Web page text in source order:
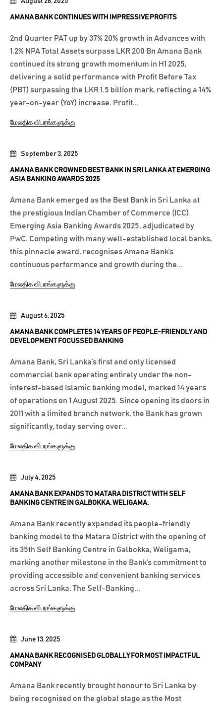
June 13, 2025
AMANA BANK RECOGNISED GLOBALLY FOR MOST IMPACTFUL
COMPANY
Amana Bank recently brought honour to Sri Lanka by
being recognised on the global stage as the Most
July 4, 2025
AMANA BANK EXPANDS TO MATARA DISTRICT WITH SELF
BANKING CENTRE IN GALBOKKA, WELIGAMA.
Amana Bank recently expanded its people-friendly
banking model to the Matara District with the opening of
its 35th Self Banking Centre in Galbokka, Weligama,
marking another milestone in the Bank’s commitment to
providing accessible and convenient banking services
across Sri Lanka. The Self-Banking...
மேலதிக விபரங்களுக்கு
August 6, 2025
AMANA BANK COMPLETES 14 YEARS OF PEOPLE-FRIENDLY AND
DEVELOPMENT FOCUSSED BANKING
Amana Bank, Sri Lanka’s first and only licensed
commercial bank operating entirely under the non-
interest-based Islamic banking model, marked 14 years
of operations on 1 August 2025. Since opening its doors in
2011 with a limited branch network, the Bank has grown
significantly, today serving over...
மேலதிக விபரங்களுக்கு
September 3, 2025
AMANA BANK CROWNED BEST BANK IN SRI LANKA AT EMERGING
ASIA BANKING AWARDS 2025
Amana Bank emerged as the Best Bank in Sri Lanka at
the prestigious Indian Chamber of Commerce (ICC)
Emerging Asia Banking Awards 2025, adjudicated by
PwC. Competing with many well-established local banks,
this pinnacle award, recognises Amana Bank’s
continuous performance and growth during the...
மேலதிக விபரங்களுக்கு
AMANA BANK CONTINUES WITH IMPRESSIVE PROFITS
2nd Quarter PAT up by 37% 20% growth in Advances with
1.2% NPA Total Assets surpass LKR 200 Bn Amana Bank
continued its strong growth momentum in H1 2025,
delivering a solid performance with Profit Before Tax
(PBT) surpassing the LKR 1.5 billion mark, reflecting a 14%
year-on-year (YoY) increase. Profit...
மேலதிக விபரங்களுக்கு